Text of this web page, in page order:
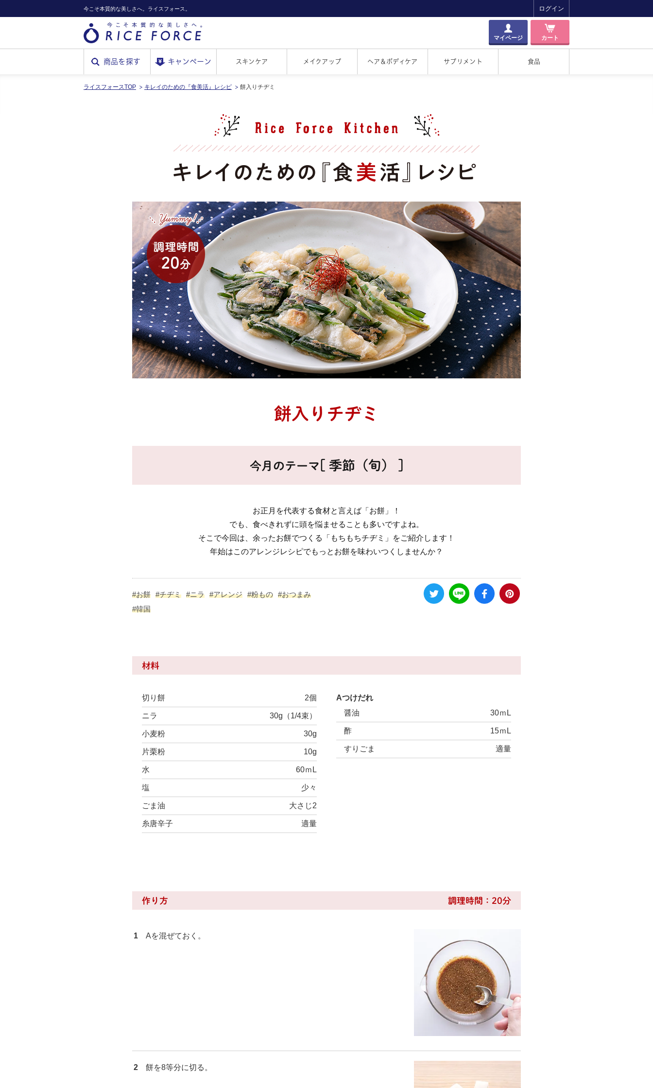
今こそ本質的な美しさへ。ライスフォース。 ログイン
マイページ カート
RICE
商品を探す キャンペーン スキンケア メイクアップ ヘア＆ボディケア サプリメント 食品
ライスフォースTOP キレイのための『食美活』レシピ 餅入りチヂミ
餅入りチヂミ
今月のテーマ [ 季節（旬） ]
お正月を代表する食材と言えば「お餅」！
でも、食べきれずに頭を悩ませることも多いですよね。
そこで今回は、余ったお餅でつくる「もちもちチヂミ」をご紹介します！
年始はこのアレンジレシピでもっとお餅を味わいつくしませんか？
#お餅 #チヂミ #ニラ #アレンジ #粉もの #おつまみ
#韓国
材料
切り餅 2個
ニラ 30g（1/4束）
小麦粉 30g
片栗粉 10g
水 60ｍL
塩 少々
ごま油 大さじ2
糸唐辛子 適量
Aつけだれ
醤油
30ｍL
酢 15ｍL
すりごま 適量
作り方 調理時間：20分
1 Aを混ぜておく。
2 餅を8等分に切る。